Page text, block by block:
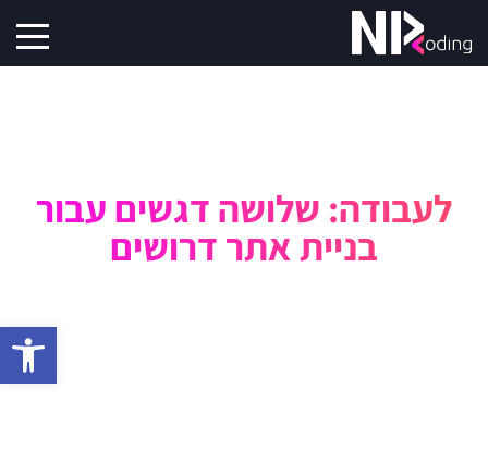
פתח
לעבודה: שלושה דגשים עבור
בניית אתר דרושים